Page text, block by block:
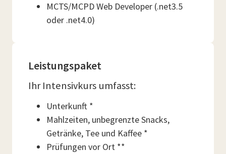
MCTS/MCPD Web Developer (.net3.5
oder .net4.0)
Leistungspaket
Ihr Intensivkurs umfasst:
Unterkunft *
Mahlzeiten, unbegrenzte Snacks,
Getränke, Tee und Kaffee *
Prüfungen vor Ort **